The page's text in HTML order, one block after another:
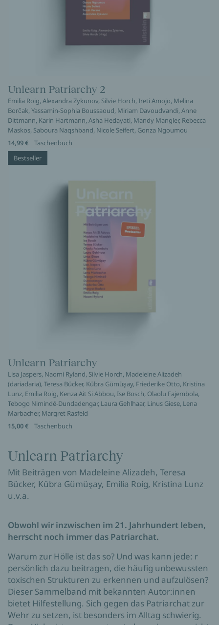
Unlearn Patriarchy 2
Emilia Roig, Alexandra Zykunov, Silvie Horch, Ireti Amojo, Melina
Borčak, Yassamin-Sophia Boussaoud, Miriam Davoudvandi, Anne
Dittmann, Karin Hartmann, Asha Hedayati, Mandy Mangler, Rebecca
Maskos, Saboura Naqshband, Nicole Seifert, Gonza Ngoumou
14,99 €
Taschenbuch
Bestseller
Unlearn Patriarchy
Lisa Jaspers, Naomi Ryland, Silvie Horch, Madeleine Alizadeh
(dariadaria), Teresa Bücker, Kübra Gümüşay, Friederike Otto, Kristina
Lunz, Emilia Roig, Kenza Ait Si Abbou, Ise Bosch, Olaolu Fajembola,
Tebogo Nimindé-Dundadengar, Laura Gehlhaar, Linus Giese, Lena
Marbacher, Margret Rasfeld
15,00 €
Taschenbuch
Unlearn Patriarchy
Mit Beiträgen von Madeleine Alizadeh, Teresa
Bücker, Kübra Gümüşay, Emilia Roig, Kristina Lunz
u.v.a.
Obwohl wir inzwischen im 21. Jahrhundert leben,
herrscht noch immer das Patriarchat.
Warum zur Hölle ist das so? Und was kann jede: r
persönlich dazu beitragen, die häufig unbewussten
toxischen Strukturen zu erkennen und aufzulösen?
Dieser Sammelband mit bekannten Autor:innen
bietet Hilfestellung. Sich gegen das Patriarchat zur
Wehr zu setzen, ist besonders im Alltag schwierig.